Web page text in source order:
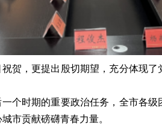
贺，更提出殷切期望，充分体现
个时期的重要政治任务，全市各
市贡献磅礴青春力量。